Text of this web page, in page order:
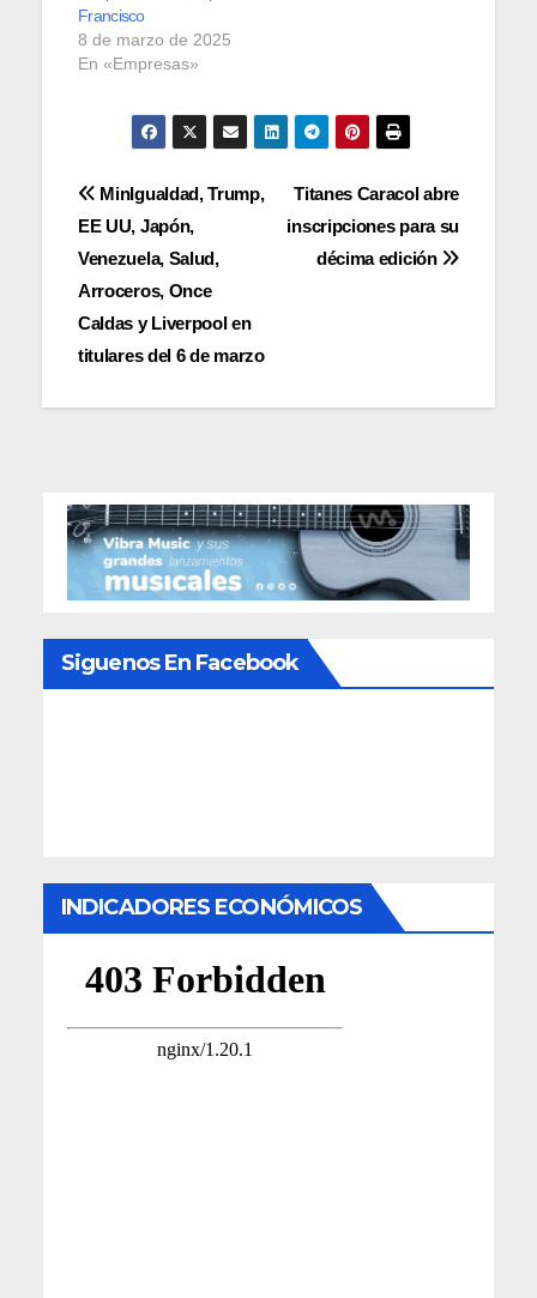
Francisco
8 de marzo de 2025
En «Empresas»
Navegación
de
entradas
Titanes Caracol abre
inscripciones para su
décima edición
MinIgualdad, Trump,
EE UU, Japón,
Venezuela, Salud,
Arroceros, Once
Caldas y Liverpool en
titulares del 6 de marzo
Siguenos En Facebook
INDICADORES ECONÓMICOS